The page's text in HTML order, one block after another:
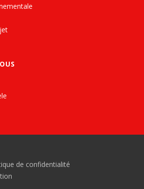
de confidentialité